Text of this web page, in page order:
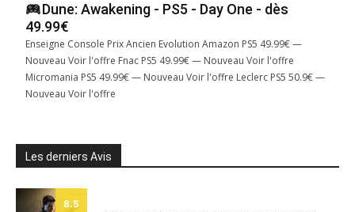
Dune: Awakening - PS5 - Day One - dès
49.99€
Enseigne Console Prix Ancien Evolution Amazon PS5 49.99€ —
Nouveau Voir l'offre Fnac PS5 49.99€ — Nouveau Voir l'offre
Micromania PS5 49.99€ — Nouveau Voir l'offre Leclerc PS5 50.9€ —
Nouveau Voir l'offre
Les derniers Avis
8.5